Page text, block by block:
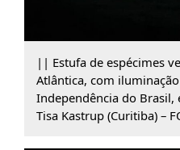
|| Estufa de espécimes
Atlântica, com
Independência do Brasil,
Tisa Kastrup (Curitiba) –